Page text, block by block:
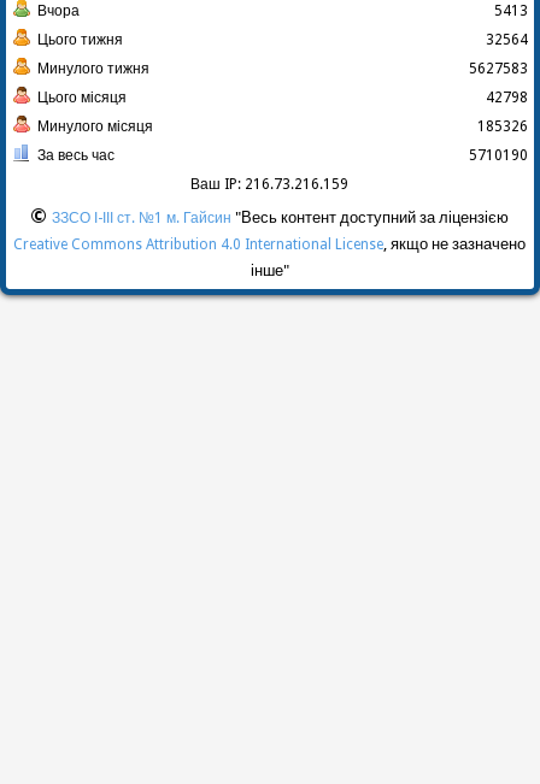
Вчора
Цього тижня
Минулого тижня
Цього місяця
Минулого місяця
За весь час
5413
32564
5627583
42798
185326
5710190
Ваш IP: 216.73.216.159
©ЗЗСО І-ІІІ ст. №1 м. Гайсин "Весь контент доступний за ліцензією
Creative Commons Attribution 4.0 International License , якщо не зазначено
інше"